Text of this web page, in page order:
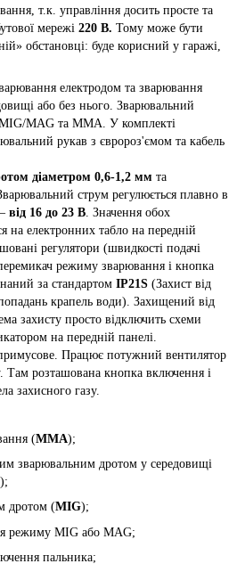
т.к. управління досить просте та
мережі 220 В. Тому може бути
обстановці: буде корисний у гаражі,
електродом та зварювання
або без нього. Зварювальний
MAG та MMA. У комплекті
рукав з євророз'ємом та кабель
діаметром 0,6-1,2 мм та
струм регулюється плавно в
від 16 до 23 В . Значення обох
на електронних табло на передній
регулятори (швидкості подачі
режиму зварювання і кнопка
за стандартом IP21S (Захист від
крапель води). Захищений від
захисту просто відключить схеми
на передній панелі.
Працює потужний вентилятор
Там розташована кнопка включення і
захисного газу.
(ММА);
зварювальним дротом у середовищі
);
дротом (MIG);
режиму MIG або MAG;
пальника;